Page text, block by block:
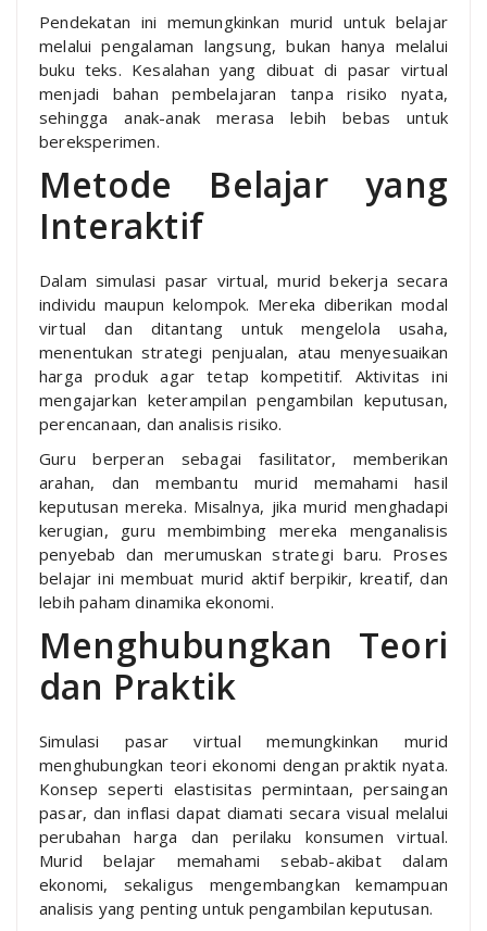
Pendekatan ini memungkinkan murid untuk belajar
melalui pengalaman langsung, bukan hanya melalui
buku teks. Kesalahan yang dibuat di pasar virtual
menjadi bahan pembelajaran tanpa risiko nyata,
sehingga anak-anak merasa lebih bebas untuk
bereksperimen.
Metode Belajar yang
Interaktif
Dalam simulasi pasar virtual, murid bekerja secara
individu maupun kelompok. Mereka diberikan modal
virtual dan ditantang untuk mengelola usaha,
menentukan strategi penjualan, atau menyesuaikan
harga produk agar tetap kompetitif. Aktivitas ini
mengajarkan keterampilan pengambilan keputusan,
perencanaan, dan analisis risiko.
Guru berperan sebagai fasilitator, memberikan
arahan, dan membantu murid memahami hasil
keputusan mereka. Misalnya, jika murid menghadapi
kerugian, guru membimbing mereka menganalisis
penyebab dan merumuskan strategi baru. Proses
belajar ini membuat murid aktif berpikir, kreatif, dan
lebih paham dinamika ekonomi.
Menghubungkan Teori
dan Praktik
Simulasi pasar virtual memungkinkan murid
menghubungkan teori ekonomi dengan praktik nyata.
Konsep seperti elastisitas permintaan, persaingan
pasar, dan inflasi dapat diamati secara visual melalui
perubahan harga dan perilaku konsumen virtual.
Murid belajar memahami sebab-akibat dalam
ekonomi, sekaligus mengembangkan kemampuan
analisis yang penting untuk pengambilan keputusan.